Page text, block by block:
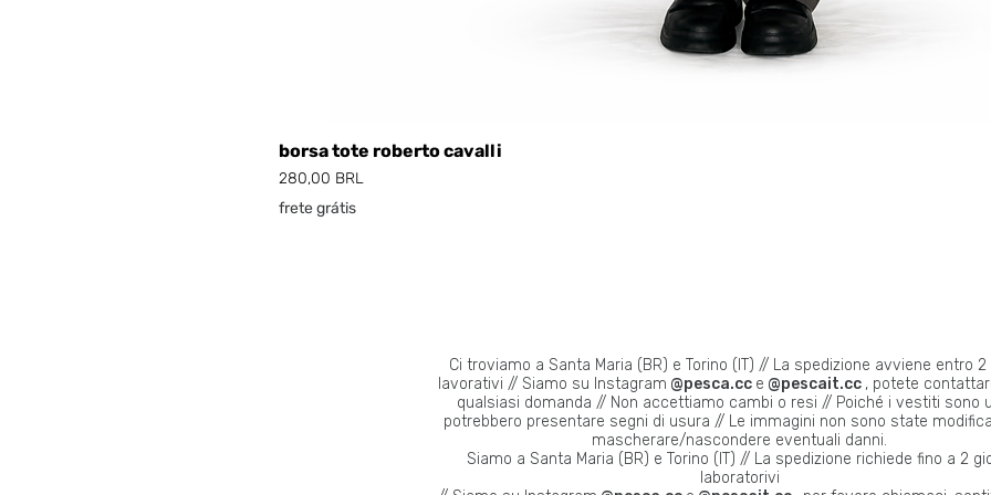
borsa tote roberto cavalli
Prezzo
280,00 BRL
frete grátis
Ci troviamo a Santa Maria (BR) e Torino (IT) // La spedizione avviene entro 2
lavorativi // Siamo su Instagram @pesca.cc e @pescait.cc , potete
qualsiasi domanda // Non accettiamo cambi o resi // Poiché i vestiti sono
potrebbero presentare segni di usura // Le immagini non sono state
mascherare/nascondere eventuali danni.
Siamo a Santa Maria (BR) e Torino (IT) // La spedizione richiede fino a 2
laboratorivi